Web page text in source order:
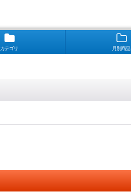
カテゴリ 月別商品